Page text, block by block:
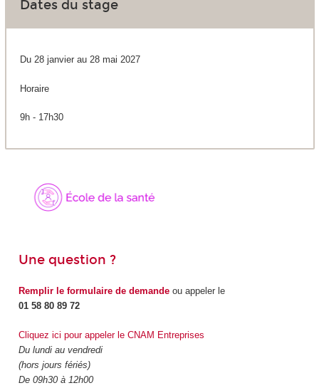
Dates du stage
Du 28 janvier au 28 mai 2027
Horaire
9h - 17h30
Une question ?
Remplir le formulaire de demandeou appeler le
01 58 80 89 72
Cliquez ici pour appeler le CNAM Entreprises
Du lundi au vendredi
(hors jours fériés)
De 09h30 à 12h00